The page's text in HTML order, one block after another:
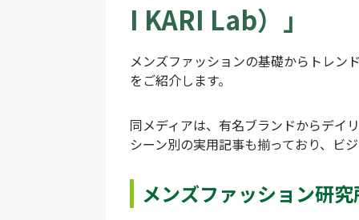
I KARI Lab）」
メンズファッションの基礎からトレン
をご紹介します。
同メディアは、有名ブランドからデイ
シーン別の実用記事も揃っており、ビ
メンズファッション研